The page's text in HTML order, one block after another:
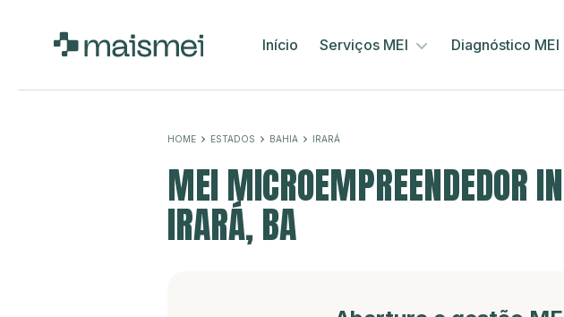
Início Serviços MEI Diagnóstico MEI
HOME ESTADOS BAHIA IRARÁ
MEI MICROEMPREENDEDOR
IRARÁ, BA